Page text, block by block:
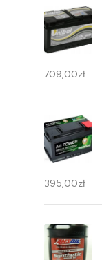
709,00zł
395,00zł